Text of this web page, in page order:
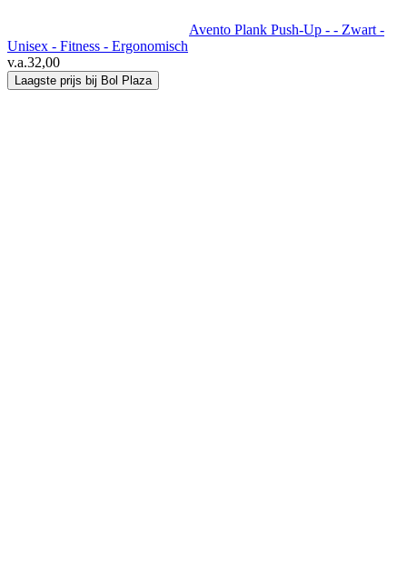
Avento Plank Push-Up - - Zwart -
Unisex - Fitness - Ergonomisch
v.a.32,00
Laagste prijs bij Bol Plaza